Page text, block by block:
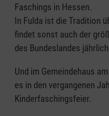
Faschings in Hessen.
In Fulda ist die Tradition
findet sonst auch der
des Bundeslandes
Und im Gemeindehaus
es in den vergangenen
Kinderfaschingsfeier.